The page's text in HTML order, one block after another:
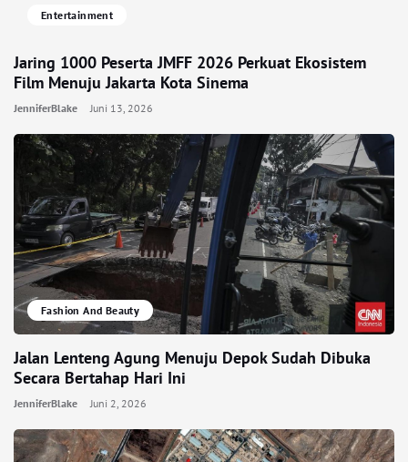
Entertainment
Jaring 1000 Peserta JMFF 2026 Perkuat Ekosistem
Film Menuju Jakarta Kota Sinema
JenniferBlake Juni 13, 2026
Fashion And Beauty
Jalan Lenteng Agung Menuju Depok Sudah Dibuka
Secara Bertahap Hari Ini
JenniferBlake Juni 2, 2026